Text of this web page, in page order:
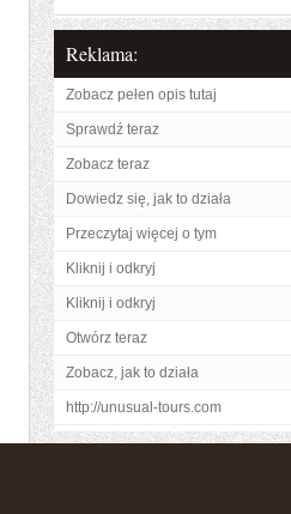
Reklama:
Zobacz pełen opis tutaj
Sprawdź teraz
Zobacz teraz
Dowiedz się, jak to działa
Przeczytaj więcej o tym
Kliknij i odkryj
Kliknij i odkryj
Otwórz teraz
Zobacz, jak to działa
http://unusual-tours.com